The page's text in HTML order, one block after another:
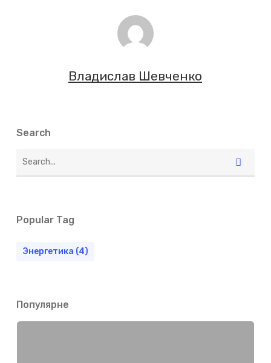
Владислав Шевченко
Search
Popular Tag
Энергетика (4)
Популярне